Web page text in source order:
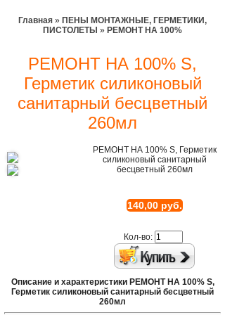
Главная » ПЕНЫ МОНТАЖНЫЕ, ГЕРМЕТИКИ,
ПИСТОЛЕТЫ » РЕМОНТ НА 100%
РЕМОНТ НА 100% S,
Герметик силиконовый
санитарный бесцветный
260мл
РЕМОНТ НА 100% S, Герметик
силиконовый санитарный
бесцветный 260мл
140,00 руб.
Кол-во:
Описание и характеристики РЕМОНТ НА 100% S,
Герметик силиконовый санитарный бесцветный
260мл